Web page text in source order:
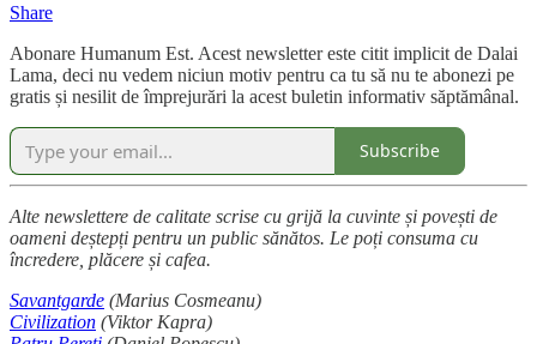
Share
Abonare Humanum Est. Acest newsletter este citit implicit de Dalai
Lama, deci nu vedem niciun motiv pentru ca tu să nu te abonezi pe
gratis și nesilit de împrejurări la acest buletin informativ săptămânal.
Subscribe
Alte newslettere de calitate scrise cu grijă la cuvinte și povești de
oameni deștepți pentru un public sănătos. Le poți consuma cu
încredere, plăcere și cafea.
Savantgarde (Marius Cosmeanu)
Civilization (Viktor Kapra)